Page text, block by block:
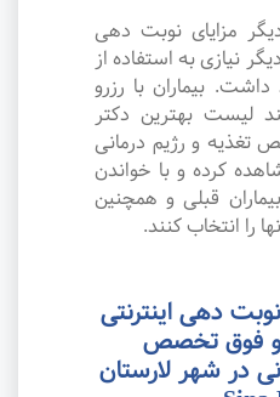
مزایای نوبت دهی
نیازی به استفاده از
بیماران با رزرو
لیست بهترین دکتر
و رژیم درمانی
کرده و با خواندن
قبلی و همچنین
را انتخاب کنند.
دهی اینترنتی
فوق تخصص
در شهر لارستان